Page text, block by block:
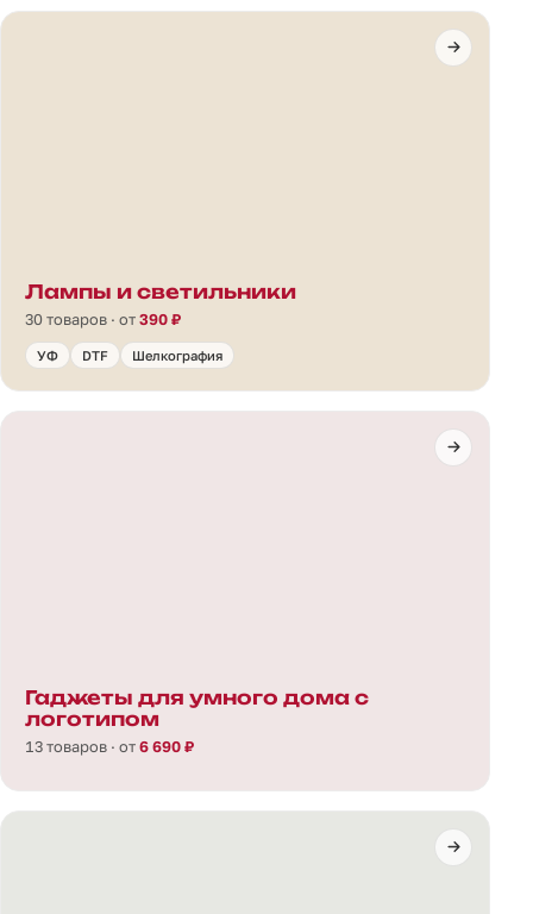
Лампы и светильники
30 товаров · от390 ₽
УФ DTF Шелкография
Гаджеты для умного дома с
логотипом
13 товаров · от6 690 ₽